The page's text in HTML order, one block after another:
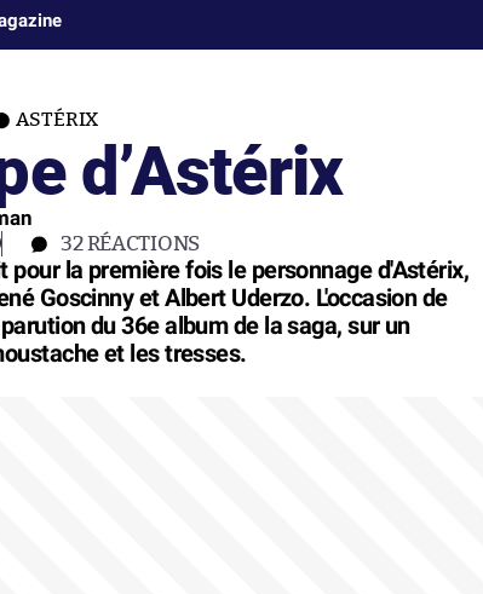
ASTÉRIX
d’Astérix
32RÉACTIONS
pour la première fois le personnage d'Astérix,
Goscinny et Albert Uderzo. L'occasion de
du 36e album de la saga, sur un
et les tresses.